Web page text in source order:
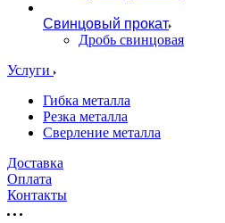
Свинцовый прокат
Дробь свинцовая
Услуги
Гибка металла
Резка металла
Сверление металла
Доставка
Оплата
Контакты